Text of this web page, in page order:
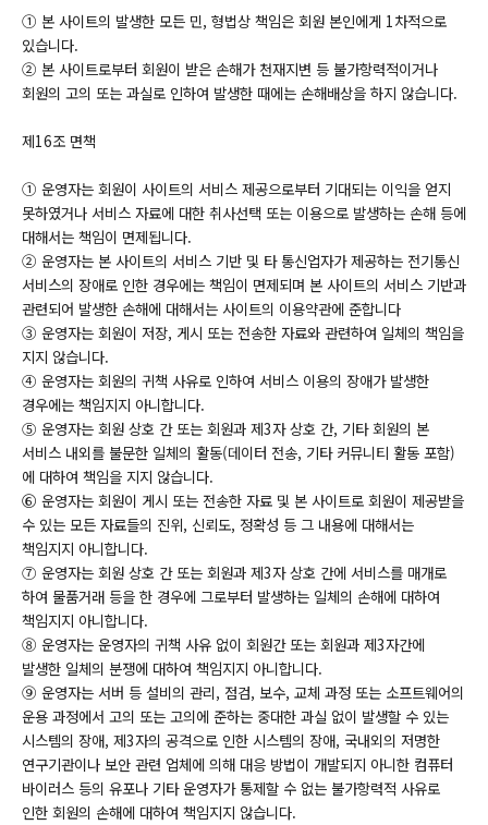
① 본 사이트의 발생한 모든 민, 형법상 책임은 회원 본인에게 1차적으로
있습니다.
② 본 사이트로부터 회원이 받은 손해가 천재지변 등 불가항력적이거나
회원의 고의 또는 과실로 인하여 발생한 때에는 손해배상을 하지 않습니다.
제16조 면책
① 운영자는 회원이 사이트의 서비스 제공으로부터 기대되는 이익을 얻지
못하였거나 서비스 자료에 대한 취사선택 또는 이용으로 발생하는 손해 등에
대해서는 책임이 면제됩니다.
② 운영자는 본 사이트의 서비스 기반 및 타 통신업자가 제공하는 전기통신
서비스의 장애로 인한 경우에는 책임이 면제되며 본 사이트의 서비스 기반과
관련되어 발생한 손해에 대해서는 사이트의 이용약관에 준합니다
③ 운영자는 회원이 저장, 게시 또는 전송한 자료와 관련하여 일체의 책임을
지지 않습니다.
④ 운영자는 회원의 귀책 사유로 인하여 서비스 이용의 장애가 발생한
경우에는 책임지지 아니합니다.
⑤ 운영자는 회원 상호 간 또는 회원과 제3자 상호 간, 기타 회원의 본
서비스 내외를 불문한 일체의 활동(데이터 전송, 기타 커뮤니티 활동 포함)
에 대하여 책임을 지지 않습니다.
⑥ 운영자는 회원이 게시 또는 전송한 자료 및 본 사이트로 회원이 제공받을
수 있는 모든 자료들의 진위, 신뢰도, 정확성 등 그 내용에 대해서는
책임지지 아니합니다.
⑦ 운영자는 회원 상호 간 또는 회원과 제3자 상호 간에 서비스를 매개로
하여 물품거래 등을 한 경우에 그로부터 발생하는 일체의 손해에 대하여
책임지지 아니합니다.
⑧ 운영자는 운영자의 귀책 사유 없이 회원간 또는 회원과 제3자간에
발생한 일체의 분쟁에 대하여 책임지지 아니합니다.
⑨ 운영자는 서버 등 설비의 관리, 점검, 보수, 교체 과정 또는 소프트웨어의
운용 과정에서 고의 또는 고의에 준하는 중대한 과실 없이 발생할 수 있는
시스템의 장애, 제3자의 공격으로 인한 시스템의 장애, 국내외의 저명한
연구기관이나 보안 관련 업체에 의해 대응 방법이 개발되지 아니한 컴퓨터
바이러스 등의 유포나 기타 운영자가 통제할 수 없는 불가항력적 사유로
인한 회원의 손해에 대하여 책임지지 않습니다.